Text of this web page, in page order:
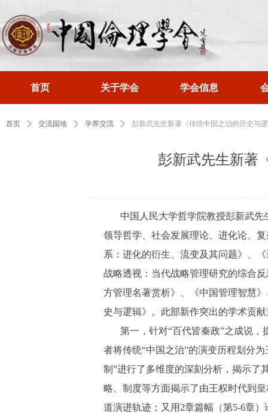
首页 关于学会 学会信息
彭新武先生新著
中国人民大学哲学院教授彭新武
领导哲学、社会发展理论、进化论、
系：进化的衍生、流变及其问题》、
战略透视：当代战略管理研究的综合
方管理名著赏析》、《中国管理智慧
史与逻辑》。此部新作突出的学术贡
第一，针对“百代皆秦政”之成说，
者将传统“中国之治”的演变历程划分
制”进行了多维度的深刻分析，揭示了
略、制度等方面揭示了由王权时代到
道演进轨迹；又用2章篇幅（第5-6章
首页 ꄲ 交流园地 ꄲ 学界交流 ꄲ 彭新武先生新著《传统中国之治的历史与